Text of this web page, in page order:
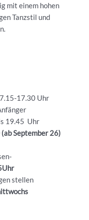
mit einem hohen
Tanzstil und
17.30 Uhr
19.45 Uhr
September 26)
stellen